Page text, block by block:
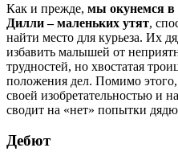
Как и прежде, мы окунемся
Дилли – маленьких утят,
найти место для курьеза. Их
избавить малышей от
трудностей, но хвостатая
положения дел. Помимо
своей изобретательностью и
сводит на «нет» попытки
Дебют